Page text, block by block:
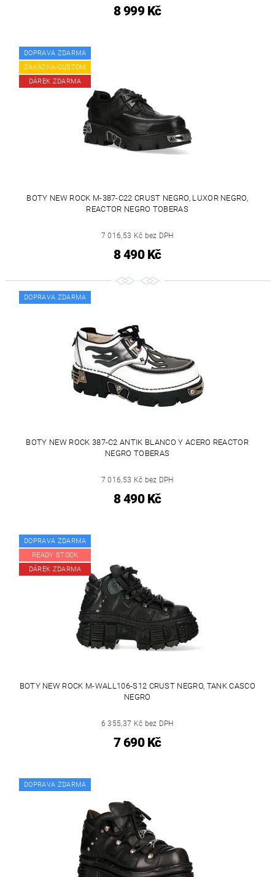
8 999 Kč
DOPRAVA ZDARMA
ZAKÁZKA-CUSTOM
DÁREK ZDARMA
BOTY NEW ROCK M-387-C22 CRUST NEGRO, LUXOR NEGRO,
REACTOR NEGRO TOBERAS
7 016,53 Kč bez DPH
8 490 Kč
DOPRAVA ZDARMA
BOTY NEW ROCK 387-C2 ANTIK BLANCO Y ACERO REACTOR
NEGRO TOBERAS
7 016,53 Kč bez DPH
8 490 Kč
DOPRAVA ZDARMA
READY STOCK
DÁREK ZDARMA
BOTY NEW ROCK M-WALL106-S12 CRUST NEGRO, TANK CASCO
NEGRO
6 355,37 Kč bez DPH
7 690 Kč
DOPRAVA ZDARMA